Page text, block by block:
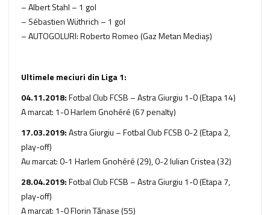
– Albert Stahl – 1 gol
– Sébastien Wüthrich – 1 gol
– AUTOGOLURI: Roberto Romeo (Gaz Metan Mediaş)
Ultimele meciuri din Liga 1:
04.11.2018:Fotbal Club FCSB – Astra Giurgiu 1-0 (Etapa 14)
A marcat: 1-0 Harlem Gnohéré (67 penalty)
17.03.2019:Astra Giurgiu – Fotbal Club FCSB 0-2 (Etapa 2,
play-off)
Au marcat: 0-1 Harlem Gnohéré (29), 0-2 Iulian Cristea (32)
28.04.2019:Fotbal Club FCSB – Astra Giurgiu 1-0 (Etapa 7,
play-off)
A marcat: 1-0 Florin Tănase (55)